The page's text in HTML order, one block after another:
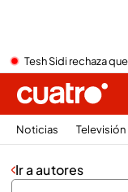
Tesh Sidi rechaza
Noticias Televisión
Ir a autores